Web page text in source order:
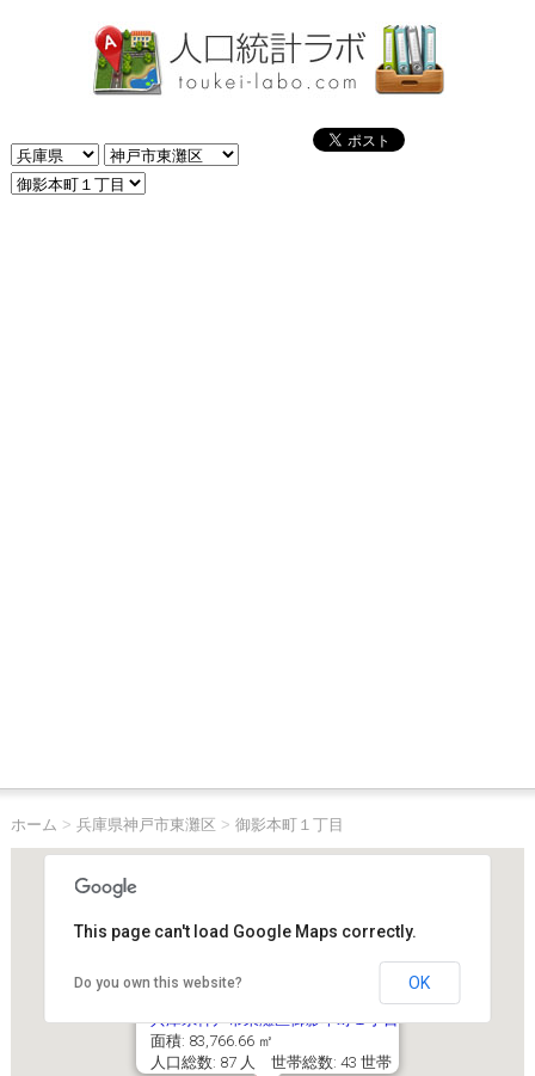
ホーム > 兵庫県神戸市東灘区 > 御影本町１丁目
兵庫県神戸市東灘区御影本町１丁目
面積: 83,766.66 ㎡
人口総数: 87 人 世帯総数: 43 世帯
This page can't load Google Maps correctly.
Do you own this website? OK